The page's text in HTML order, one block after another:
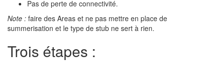
Pas de perte de connectivité.
Note : faire des Areas et ne pas mettre en place de
summerisation et le type de stub ne sert à rien.
Trois étapes :